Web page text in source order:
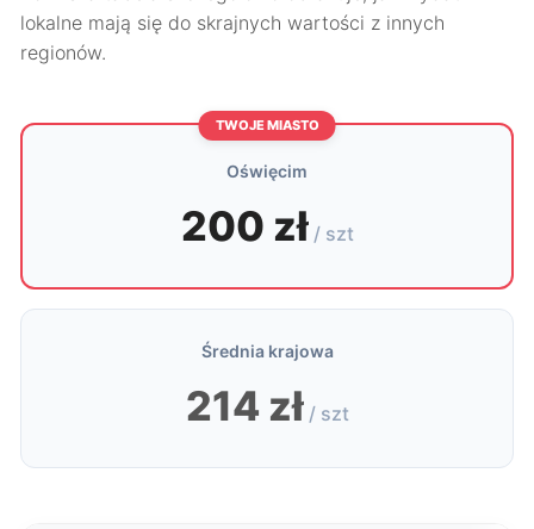
lokalne mają się do skrajnych wartości z innych
regionów.
TWOJE MIASTO
Oświęcim
200 zł / szt
Średnia krajowa
214 zł / szt